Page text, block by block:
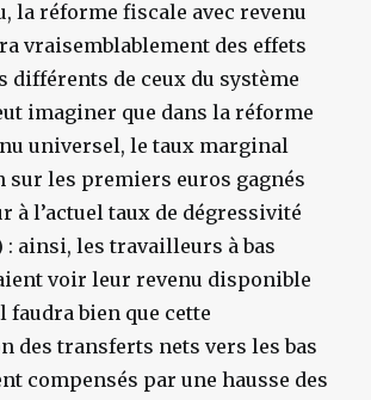
la réforme fiscale avec revenu
vraisemblablement des effets
de ceux du système
imaginer que dans la réforme
universel, le taux marginal
sur les premiers euros gagnés
à l’actuel taux de dégressivité
: ainsi, les travailleurs à bas
voir leur revenu disponible
faudra bien que cette
des transferts nets vers les bas
compensés par une hausse des